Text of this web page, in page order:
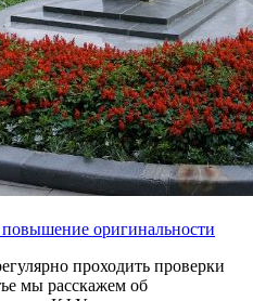
оригинальности
проходить проверки
мы расскажем об